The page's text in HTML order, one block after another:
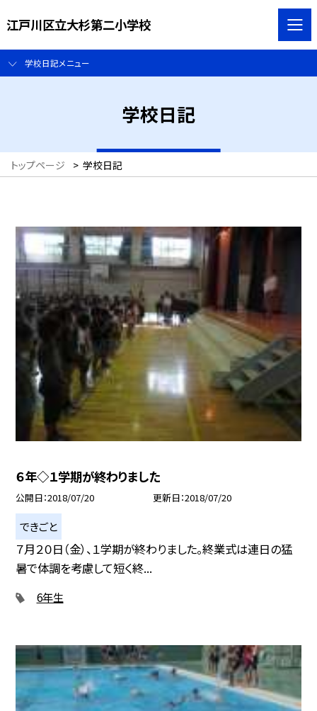
江戸川区立大杉第二小学校
学校日記メニュー
学校日記
トップページ > 学校日記
６年◇１学期が終わりました
公開日 2018/07/20 更新日 2018/07/20
できごと
７月２０日（金）、１学期が終わりました。終業式は連日の猛
暑で体調を考慮して短く終...
6年生